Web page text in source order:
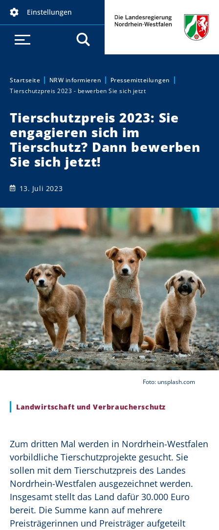
Einstellungen
Sie sind hier:
Startseite NRW informieren
Pressemitteilungen
Tierschutzpreis 2023 - bewerben Sie sich jetzt
Tierschutzpreis 2023: Sie
engagieren sich im
Tierschutz? Dann bewerben
Sie sich jetzt!
13. Juli 2023
Foto: unsplash.com
Landwirtschaft und Verbraucherschutz
Zum dritten Mal werden in Nordrhein-Westfalen
vorbildliche Tierschutzprojekte gesucht. Sie
sollen mit dem Tierschutzpreis des Landes
Nordrhein-Westfalen ausgezeichnet werden.
Insgesamt stellt das Land dafür 30.000 Euro
bereit. Die Summe kann auf mehrere
Preisträgerinnen und Preisträger aufgeteilt